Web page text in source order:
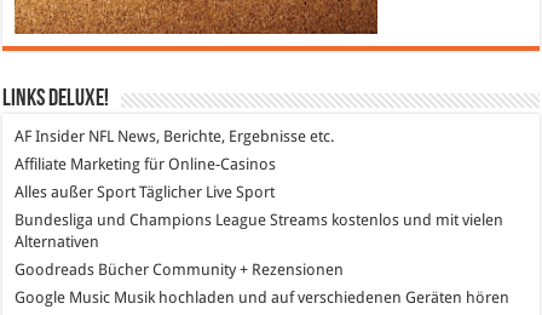
Links DeLuXe!
AF Insider NFL News, Berichte, Ergebnisse etc.
Affiliate Marketing für Online-Casinos
Alles außer SportTäglicher Live Sport
Bundesliga und Champions League Streams kostenlos und mit vielen
Alternativen
Goodreads Bücher Community + Rezensionen
Google Music Musik hochladen und auf verschiedenen Geräten hören